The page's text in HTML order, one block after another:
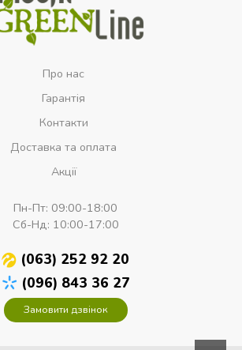
Про нас
Гарантія
Контакти
Доставка та оплата
Акції
Пн-Пт: 09:00-18:00
Сб-Нд: 10:00-17:00
(063) 252 92 20
(096) 843 36 27
Замовити дзвінок